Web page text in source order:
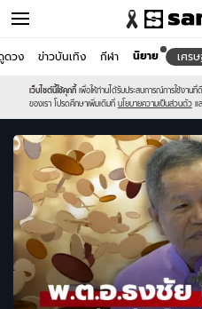
ดวง ข่าวบันเทิง กีฬา เศร
นิยาย
เศรษฐกิจ
เว็บไซต์นี้ใช้คุกกี้ เพื่อให้ท่านได้รับประสบการณ์การใช้งาน
ของเรา โปรดศึกษาเพิ่มเติมที่ นโยบายความเป็นส่วนตัว แ